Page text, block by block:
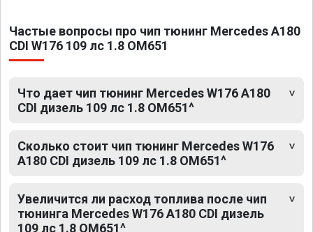
Частые вопросы про чип тюнинг Mercedes A180
CDI W176 109 лс 1.8 OM651
Что дает чип тюнинг Mercedes W176 A180
CDI дизель 109 лс 1.8 OM651^
Сколько стоит чип тюнинг Mercedes W176
A180 CDI дизель 109 лс 1.8 OM651^
Увеличится ли расход топлива после чип
тюнинга Mercedes W176 A180 CDI дизель
109 лс 1.8 OM651^